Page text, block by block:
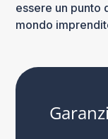
essere un punto
mondo